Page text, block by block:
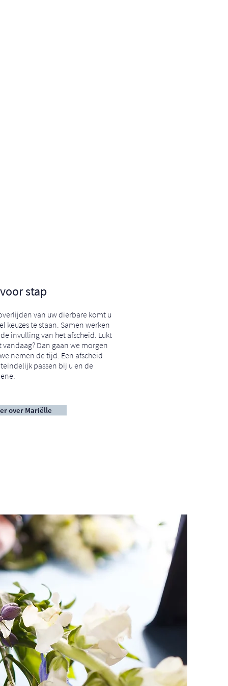
stap
van uw dierbare komt u
keuzes te staan. Samen werken
invulling van het afscheid. Lukt
vandaag? Dan gaan we morgen
nemen de tijd. Een afscheid
passen bij u en de
over Mariëlle